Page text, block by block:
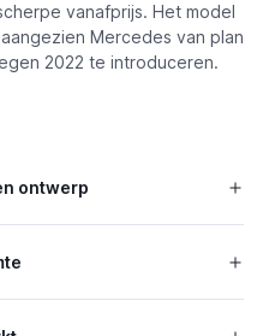
vanafprijs. Het model
Mercedes van plan
2022 te introduceren.
ontwerp